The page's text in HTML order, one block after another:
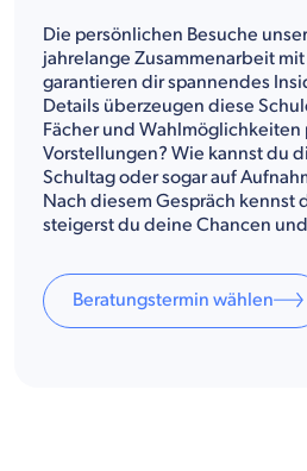
Die persönlichen Besuche
jahrelange Zusammenarbeit
garantieren dir spannendes
Details überzeugen diese
Fächer und Wahlmöglichkeiten
Vorstellungen? Wie kannst du
Schultag oder sogar auf
Nach diesem Gespräch kennst
steigerst du deine Chancen
Beratungstermin wählen